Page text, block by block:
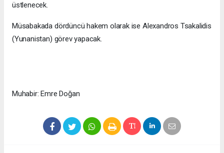
üstlenecek.
Müsabakada dördüncü hakem olarak ise Alexandros Tsakalidis
(Yunanistan) görev yapacak.
Muhabir: Emre Doğan